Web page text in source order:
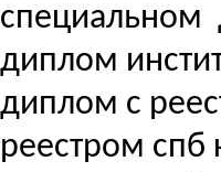
специальном
диплом
диплом с
реестром спб